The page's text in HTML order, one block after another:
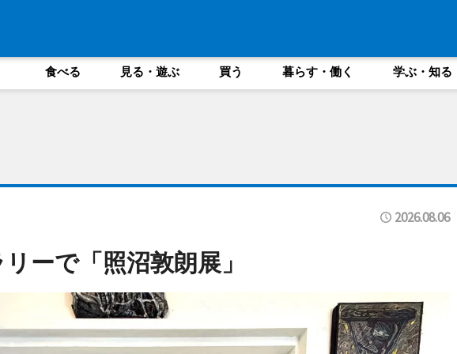
食べる 見る・遊ぶ 買う 暮らす・働く 学ぶ・知る
2026.08.06
ーで「照沼敦朗展」